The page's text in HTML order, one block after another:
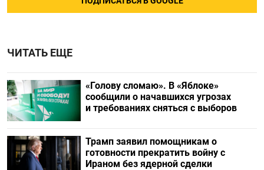
ЧИТАТЬ ЕЩЕ
«Голову сломаю». В «Яблоке»
сообщили о начавшихся угрозах
и требованиях сняться с выборов
Трамп заявил помощникам о
готовности прекратить войну с
Ираном без ядерной сделки